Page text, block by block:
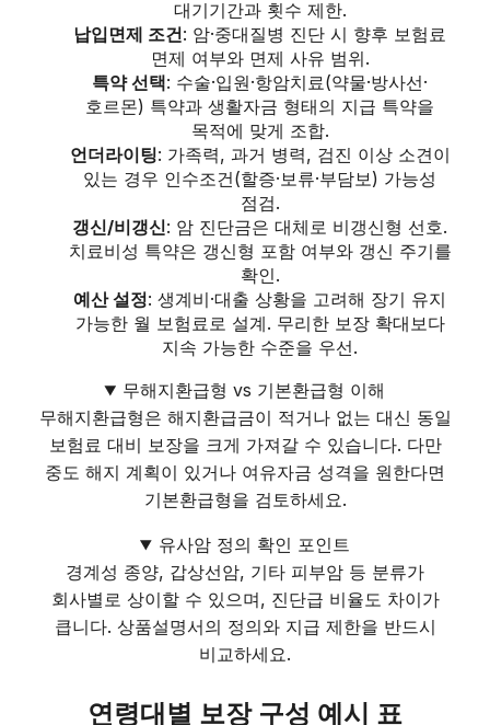
대기기간과 횟수 제한.
납입면제 조건: 암·중대질병 진단 시 향후 보험료
면제 여부와 면제 사유 범위.
특약 선택: 수술·입원·항암치료(약물·방사선·
호르몬) 특약과 생활자금 형태의 지급 특약을
목적에 맞게 조합.
언더라이팅: 가족력, 과거 병력, 검진 이상 소견이
있는 경우 인수조건(할증·보류·부담보) 가능성
점검.
갱신/비갱신: 암 진단금은 대체로 비갱신형 선호.
치료비성 특약은 갱신형 포함 여부와 갱신 주기를
확인.
예산 설정: 생계비·대출 상황을 고려해 장기 유지
가능한 월 보험료로 설계. 무리한 보장 확대보다
지속 가능한 수준을 우선.
무해지환급형 vs 기본환급형 이해
무해지환급형은 해지환급금이 적거나 없는 대신 동일
보험료 대비 보장을 크게 가져갈 수 있습니다. 다만
중도 해지 계획이 있거나 여유자금 성격을 원한다면
기본환급형을 검토하세요.
유사암 정의 확인 포인트
경계성 종양, 갑상선암, 기타 피부암 등 분류가
회사별로 상이할 수 있으며, 진단급 비율도 차이가
큽니다. 상품설명서의 정의와 지급 제한을 반드시
비교하세요.
연령대별 보장 구성 예시 표